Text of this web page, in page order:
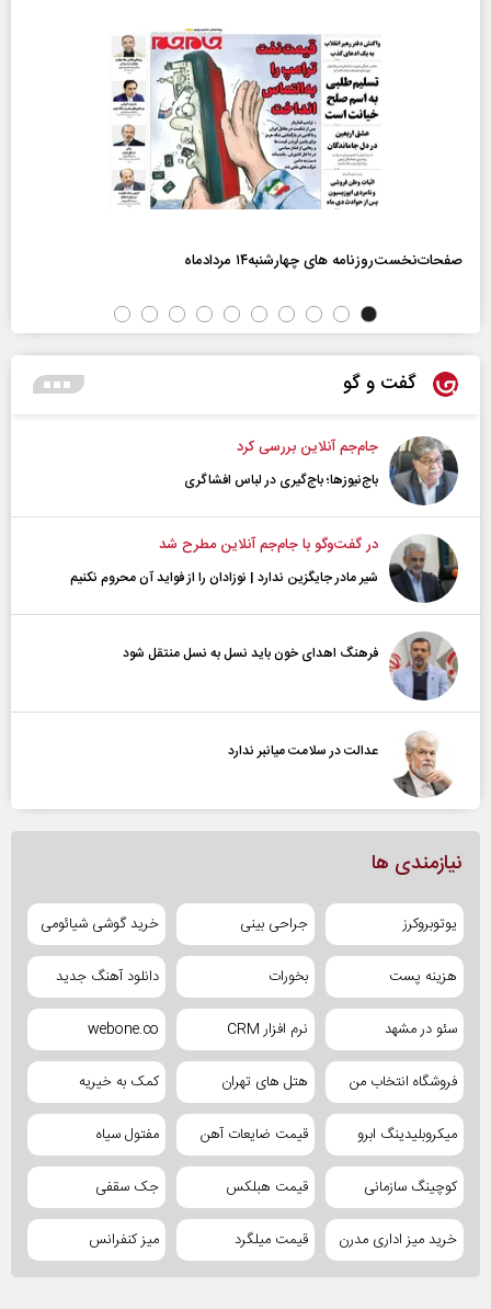
صفحات‌نخست‌روزنامه ها‌ی چهارشنبه‌۱۴ مردادماه
گفت و گو
جام‌جم آنلاین بررسی کرد
باج‌نیوزها؛ باج‌گیری در لباس افشاگری
در گفت‌و‌گو با جام‌جم آنلاین مطرح شد
شیر مادر جایگزین ندارد | نوزادان را از فواید آن محروم نکنیم
فرهنگ اهدای خون باید نسل به نسل منتقل شود
عدالت در سلامت میانبر ندارد
نیازمندی ها
یوتوبروکرز جراحی بینی خرید گوشی شیائومی
هزینه پست بخورات دانلود آهنگ جدید
سئو در مشهد نرم افزار CRM webone.co
فروشگاه انتخاب من هتل های تهران کمک به خیریه
میکروبلیدینگ ابرو قیمت ضایعات آهن مفتول سیاه
کوچینگ سازمانی قیمت هبلکس جک سقفی
خرید میز اداری مدرن قیمت میلگرد میز کنفرانس